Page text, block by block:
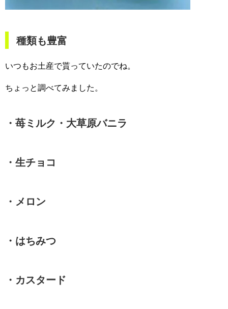
種類も豊富
いつもお土産で貰っていたのでね。
ちょっと調べてみました。
・苺ミルク・大草原バニラ
・生チョコ
・メロン
・はちみつ
・カスタード